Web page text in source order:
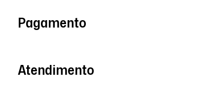
Pagamento
Atendimento